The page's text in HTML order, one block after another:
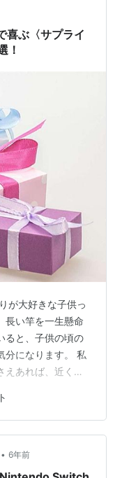
沢山…
喜ぶ〈サプライ
！
が大好きな子供っ
長い竿を一生懸命
ると、子供の頃の
分になります。 私
えあれば、近くの
は「釣りが大好き
サプライズ〉驚き
詳しくリサーチし
らって本当に嬉し
考にしながら、
• 6年前